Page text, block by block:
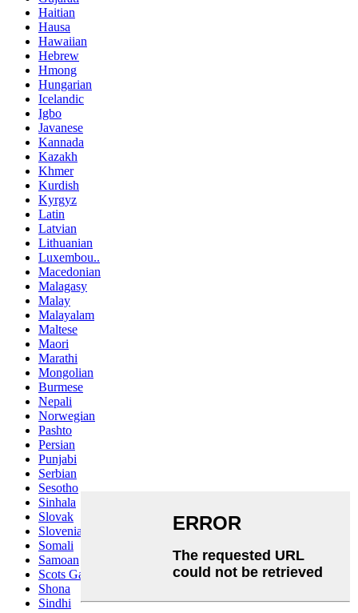
Haitian
Hausa
Hawaiian
Hebrew
Hmong
Hungarian
Icelandic
Igbo
Javanese
Kannada
Kazakh
Khmer
Kurdish
Kyrgyz
Latin
Latvian
Lithuanian
Luxembou..
Macedonian
Malagasy
Malay
Malayalam
Maltese
Maori
Marathi
Mongolian
Burmese
Nepali
Norwegian
Pashto
Persian
Punjabi
Serbian
Sesotho
Sinhala
Slovak
Slovenian
Somali
Samoan
Scots Gaelic
Shona
Sindhi